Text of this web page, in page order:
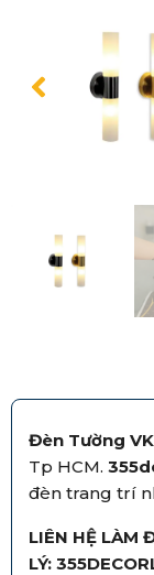
Đèn Tường
Tp HCM.
đèn trang trí
LIÊN HỆ LÀM
LÝ: